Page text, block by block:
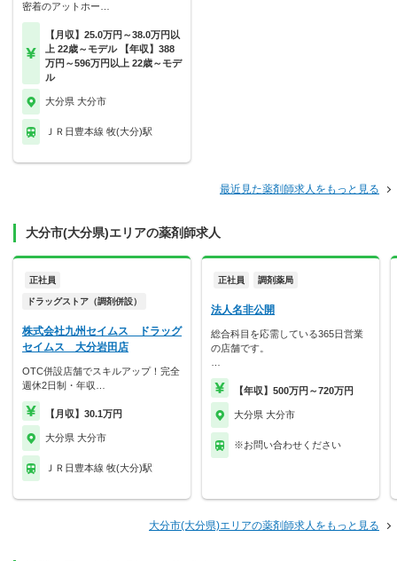
密着のアットホー…
【月収】25.0万円～38.0万円以
上 22歳～モデル 【年収】388
万円～596万円以上 22歳～モデ
ル
大分県 大分市
ＪＲ日豊本線 牧(大分)駅
最近見た薬剤師求人をもっと見る
大分市(大分県)エリアの薬剤師求人
正社員
ドラッグストア（調剤併設）
株式会社九州セイムス ドラッグ
セイムス 大分岩田店
OTC併設店舗でスキルアップ！完全
週休2日制・年収…
【月収】30.1万円
大分県 大分市
ＪＲ日豊本線 牧(大分)駅
正社員 調剤薬局
法人名非公開
総合科目を応需している365日営業
の店舗です。
…
【年収】500万円～720万円
大分県 大分市
※お問い合わせください
大分市(大分県)エリアの薬剤師求人をもっと見る